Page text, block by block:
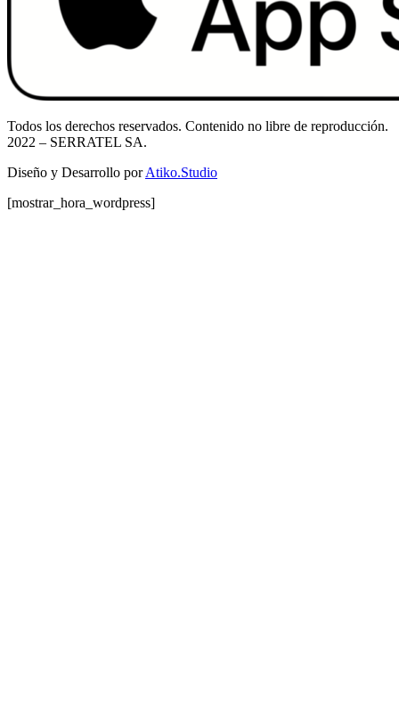
Todos los derechos reservados. Contenido no libre de reproducción.
2022 – SERRATEL SA.
Diseño y Desarrollo porAtiko.Studio
[mostrar_hora_wordpress]